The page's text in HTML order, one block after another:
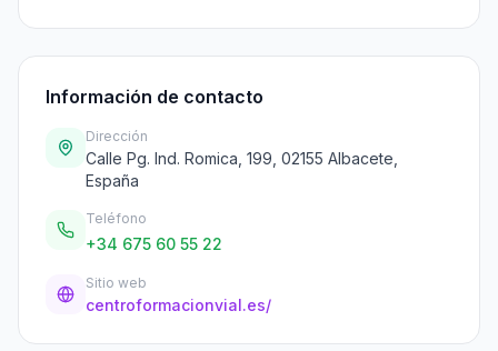
Información de contacto
Dirección
Calle Pg. Ind. Romica, 199, 02155 Albacete,
España
Teléfono
+34 675 60 55 22
Sitio web
centroformacionvial.es/